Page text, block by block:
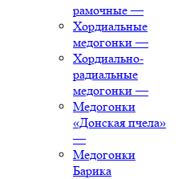
рамочные —
Хордиальные
медогонки —
Хордиально-
радиальные
медогонки —
Медогонки
«Донская пчела»
—
Медогонки
Барика